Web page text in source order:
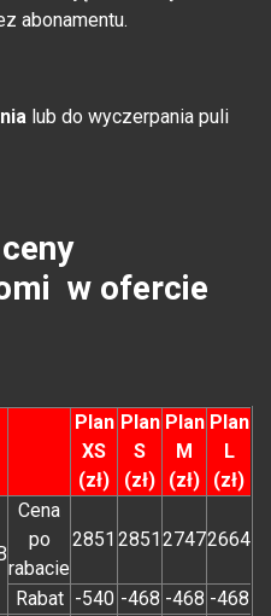
abonamentu.
lub do wyczerpania puli
w ofercie
Plan
XS
(zł)
Plan
S
(zł)
Plan
M
(zł)
Plan
L
(zł)
Cena
po
rabacie
2851 2851 27472664
Rabat -540 -468 -468 -468